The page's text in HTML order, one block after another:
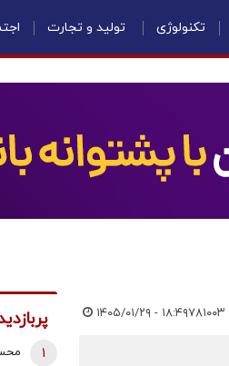
تکنولوژی تولید و تجارت
۱۴۰۵/۰۱/۲۹ - ۱۸:۴۹
1